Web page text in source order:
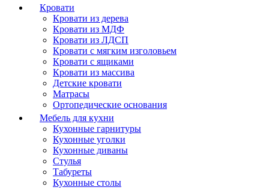
Кровати
Кровати из дерева
Кровати из МДФ
Кровати из ЛДСП
Кровати с мягким изголовьем
Кровати с ящиками
Кровати из массива
Детские кровати
Матрасы
Ортопедические основания
Мебель для кухни
Кухонные гарнитуры
Кухонные уголки
Кухонные диваны
Стулья
Табуреты
Кухонные столы